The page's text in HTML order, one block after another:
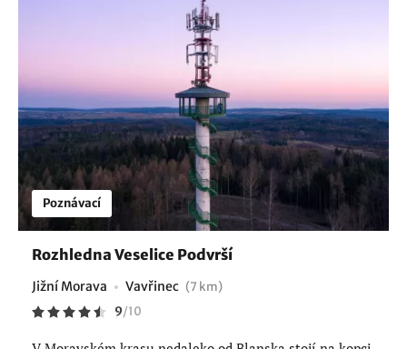
Poznávací
Rozhledna Veselice Podvrší
Jižní Morava Vavřinec (7 km)
9/10